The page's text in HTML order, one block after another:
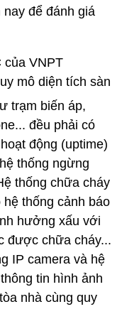
nay để đánh giá
của VNPT
mô diện tích sàn
trạm biến áp,
đều phải có
động (uptime)
thống ngừng
thống chữa cháy
thống cảnh báo
hưởng xấu với
được chữa cháy...
IP camera và hệ
tin hình ảnh
nhà cùng quy